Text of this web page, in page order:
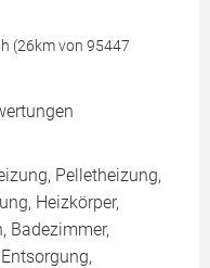
(26km von 95447
Pelletheizung,
Heizkörper,
Badezimmer,